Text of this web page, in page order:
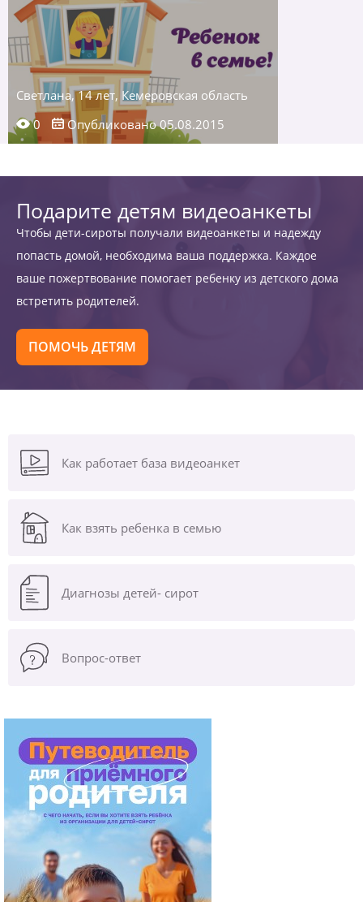
Светлана, 14 лет, Кемеровская область
0
Опубликовано 05.08.2015
Подарите детям видеоанкеты
Чтобы дети-сироты получали видеоанкеты и надежду
попасть домой, необходима ваша поддержка. Каждое
ваше пожертвование помогает ребенку из детского дома
встретить родителей.
ПОМОЧЬ ДЕТЯМ
Как работает база видеоанкет
Как взять ребенка в семью
Диагнозы детей- сирот
Вопрос-ответ